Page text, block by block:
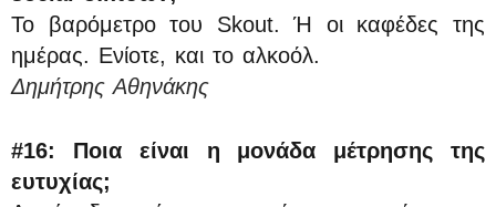
Το βαρόμετρο του Skout. Ή οι καφέδες της
ημέρας. Ενίοτε, και το αλκοόλ.
Δημήτρης Αθηνάκης
#16: Ποια είναι η μονάδα μέτρησης της
ευτυχίας;